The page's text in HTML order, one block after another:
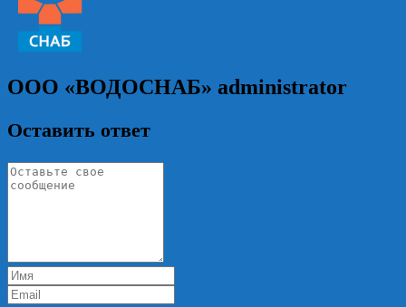
ООО «ВОДОСНАБ» administrator
Оставить ответ